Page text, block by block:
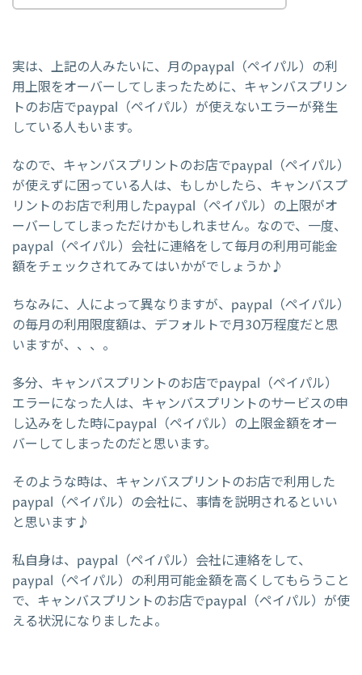
実は、上記の人みたいに、月のpaypal（ペイパル）の利
用上限をオーバーしてしまったために、キャンバスプリン
トのお店でpaypal（ペイパル）が使えないエラーが発生
している人もいます。
なので、キャンバスプリントのお店でpaypal（ペイパル）
が使えずに困っている人は、もしかしたら、キャンバスプ
リントのお店で利用したpaypal（ペイパル）の上限がオ
ーバーしてしまっただけかもしれません。なので、一度、
paypal（ペイパル）会社に連絡をして毎月の利用可能金
額をチェックされてみてはいかがでしょうか♪
ちなみに、人によって異なりますが、paypal（ペイパル）
の毎月の利用限度額は、デフォルトで月30万程度だと思
いますが、、、。
多分、キャンバスプリントのお店でpaypal（ペイパル）
エラーになった人は、キャンバスプリントのサービスの申
し込みをした時にpaypal（ペイパル）の上限金額をオー
バーしてしまったのだと思います。
そのような時は、キャンバスプリントのお店で利用した
paypal（ペイパル）の会社に、事情を説明されるといい
と思います♪
私自身は、paypal（ペイパル）会社に連絡をして、
paypal（ペイパル）の利用可能金額を高くしてもらうこと
で、キャンバスプリントのお店でpaypal（ペイパル）が使
える状況になりましたよ。